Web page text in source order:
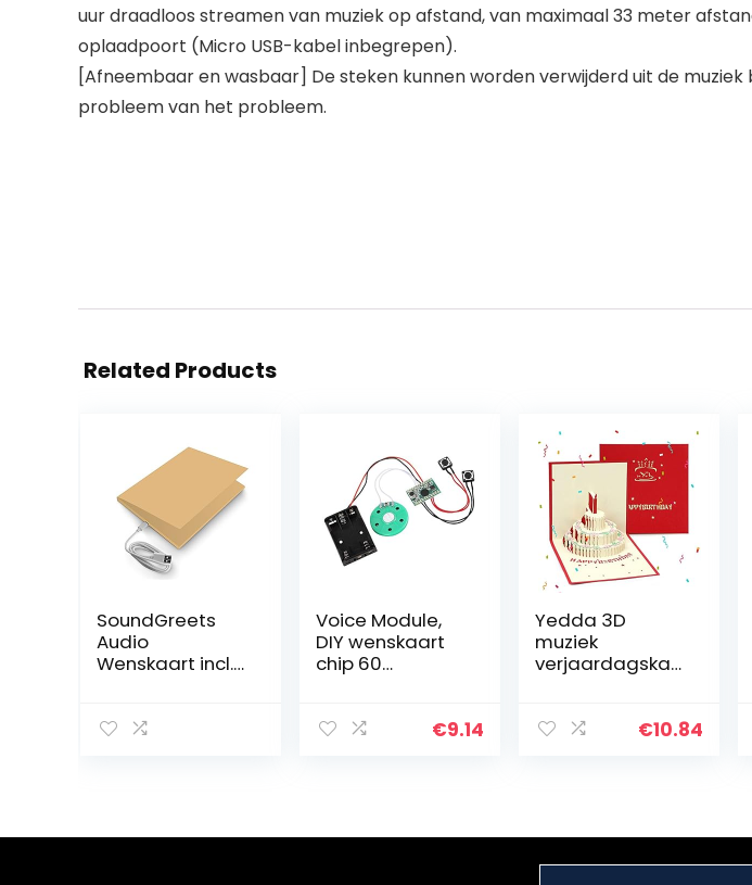
uur draadloos streamen van muziek op afstand, van maximaal 33 meter
oplaadpoort (Micro USB-kabel inbegrepen).
[Afneembaar en wasbaar] De steken kunnen worden verwijderd uit de
probleem van het probleem.
Related Products
SoundGreets
Audio
Wenskaart incl.
tot 8 min. Lengte
Voice Module,
DIY wenskaart
chip 60
voice recorder
€9.14
Yedda 3D
muziek
verjaardagskaa
verjaardagstaa
papier…
€10.84